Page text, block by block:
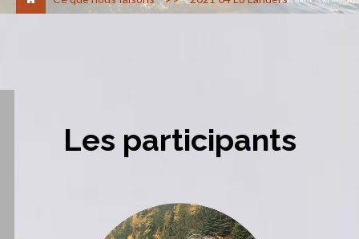
Les participants